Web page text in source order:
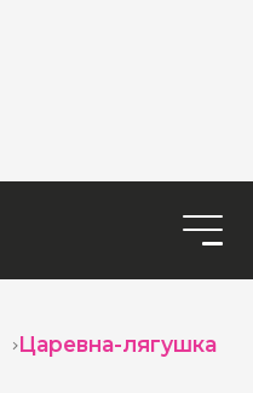
Царевна-лягушка